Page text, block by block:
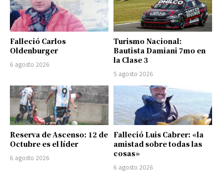
Falleció Carlos
Oldenburger
6 agosto 2026
Turismo Nacional:
Bautista Damiani 7mo en
la Clase 3
5 agosto 2026
Reserva de Ascenso: 12 de
Octubre es el líder
6 agosto 2026
Falleció Luis Cabrer: «la
amistad sobre todas las
cosas»
6 agosto 2026